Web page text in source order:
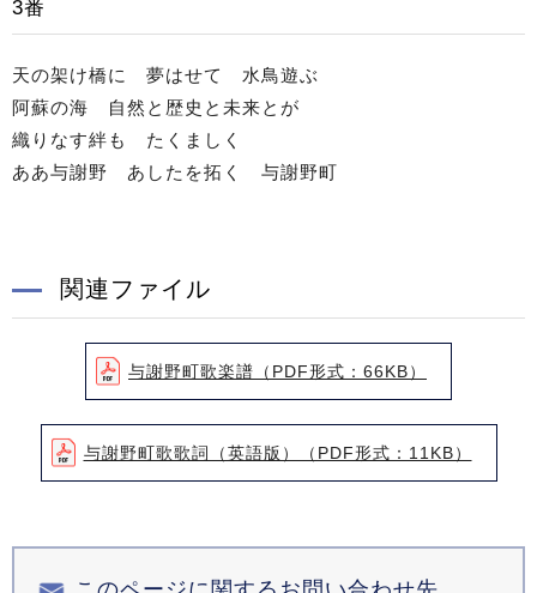
3番
天の架け橋に 夢はせて 水鳥遊ぶ
阿蘇の海 自然と歴史と未来とが
織りなす絆も たくましく
ああ与謝野 あしたを拓く 与謝野町
関連ファイル
与謝野町歌楽譜（PDF形式：66KB）
与謝野町歌歌詞（英語版）（PDF形式：11KB）